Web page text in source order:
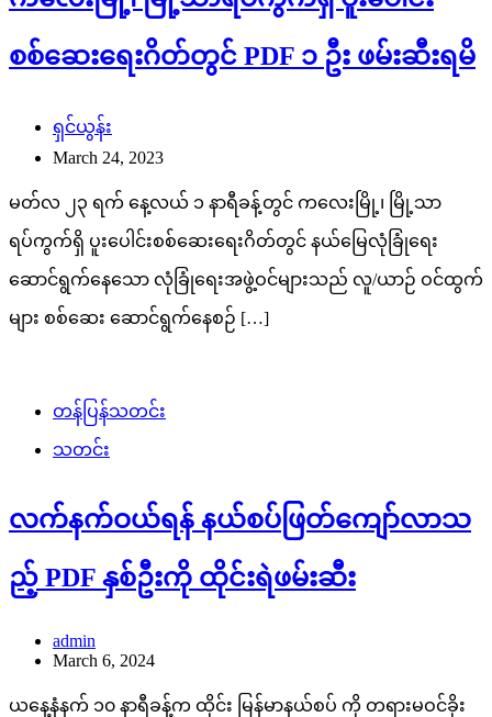
စစ်ဆေးရေးဂိတ်တွင် PDF ၁ ဦး ဖမ်းဆီးရမိ
ရှင်ယွန်း
March 24, 2023
မတ်လ ၂၃ ရက် နေ့လယ် ၁ နာရီခန့်တွင် ကလေးမြို့၊ မြို့သာ
ရပ်ကွက်ရှိ ပူးပေါင်းစစ်ဆေးရေးဂိတ်တွင် နယ်မြေလုံခြုံရေး
ဆောင်ရွက်နေသော လုံခြုံရေးအဖွဲ့ဝင်များသည် လူ/ယာဉ် ဝင်ထွက်
များ စစ်ဆေး ဆောင်ရွက်နေစဉ် […]
တန်ပြန်သတင်း
သတင်း
လက်နက်ဝယ်ရန် နယ်စပ်ဖြတ်ကျော်လာသ
ည့် PDF နှစ်ဦးကို ထိုင်းရဲဖမ်းဆီး
admin
March 6, 2024
ယနေ့နံနက် ၁၀ နာရီခန့်က ထိုင်း မြန်မာနယ်စပ် ကို တရားမဝင်ခိုး